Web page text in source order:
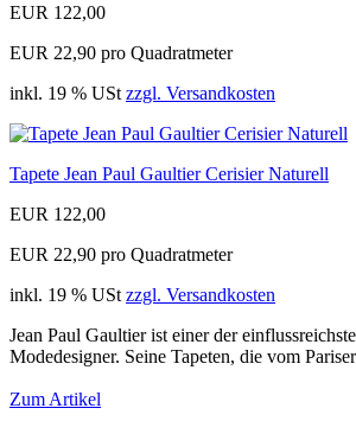
EUR 122,00
EUR 22,90 pro Quadratmeter
inkl. 19 % USt zzgl. Versandkosten
Tapete Jean Paul Gaultier Cerisier Naturell
EUR 122,00
EUR 22,90 pro Quadratmeter
inkl. 19 % USt zzgl. Versandkosten
Jean Paul Gaultier ist einer der
Modedesigner. Seine Tapeten, die vom
Zum Artikel